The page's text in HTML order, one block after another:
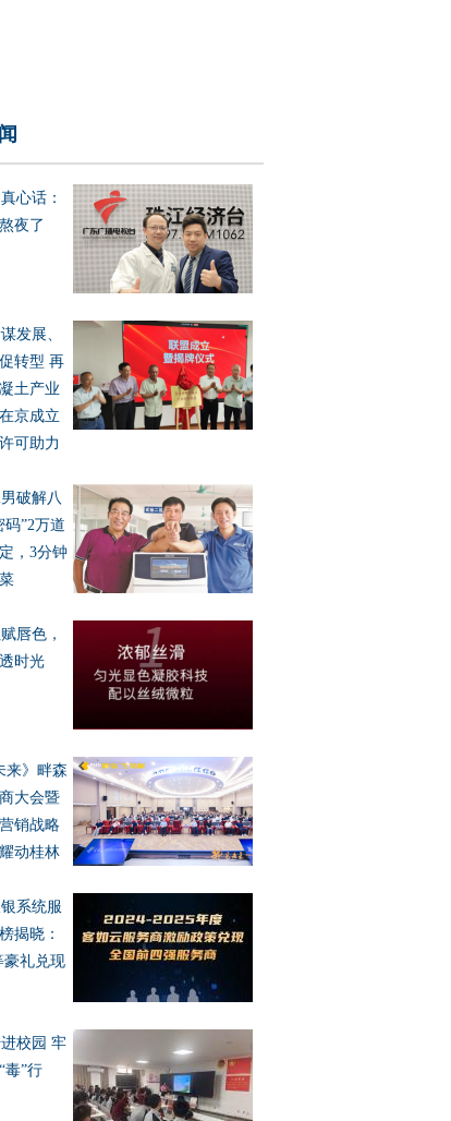
心话：
夜了
发展、
转型 再
土产业
京成立
可助力
破解八
码”2万道
，3分钟
唇色，
时光
来》畔森
大会暨
销战略
动桂林
系统服
揭晓：
豪礼兑现
校园 牢
毒”行